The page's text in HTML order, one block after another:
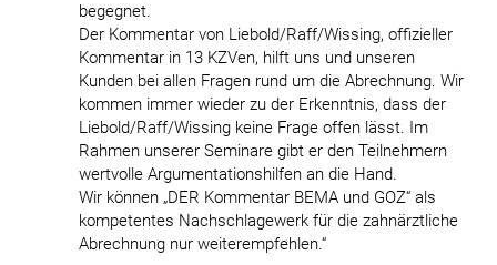
begegnet.
Der Kommentar von Liebold/Raff/Wissing, offizieller
Kommentar in 13 KZVen, hilft uns und unseren
Kunden bei allen Fragen rund um die Abrechnung. Wir
kommen immer wieder zu der Erkenntnis, dass der
Liebold/Raff/Wissing keine Frage offen lässt. Im
Rahmen unserer Seminare gibt er den Teilnehmern
wertvolle Argumentationshilfen an die Hand.
Wir können „DER Kommentar BEMA und GOZ“ als
kompetentes Nachschlagewerk für die zahnärztliche
Abrechnung nur weiterempfehlen.“